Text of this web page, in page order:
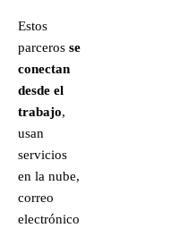
Estos
parceros se
conectan
desde el
trabajo,
usan
servicios
en la nube,
correo
electrónico